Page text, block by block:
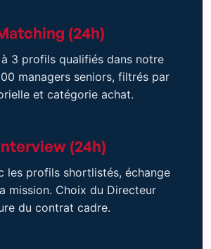
(24h)
3 profils qualifiés dans notre
managers seniors, filtrés par
et catégorie achat.
(24h)
les profils shortlistés, échange
mission. Choix du Directeur
du contrat cadre.